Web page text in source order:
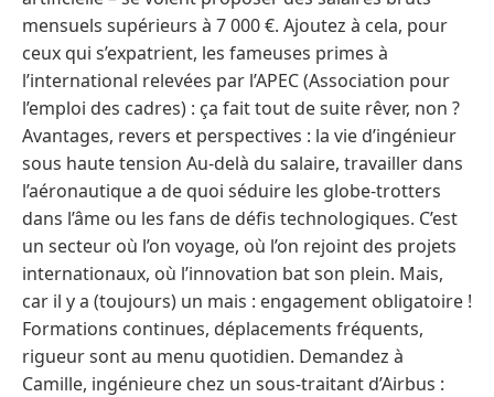
mensuels supérieurs à 7 000 €. Ajoutez à cela, pour
ceux qui s’expatrient, les fameuses primes à
l’international relevées par l’APEC (Association pour
l’emploi des cadres) : ça fait tout de suite rêver, non ?
Avantages, revers et perspectives : la vie d’ingénieur
sous haute tension Au-delà du salaire, travailler dans
l’aéronautique a de quoi séduire les globe-trotters
dans l’âme ou les fans de défis technologiques. C’est
un secteur où l’on voyage, où l’on rejoint des projets
internationaux, où l’innovation bat son plein. Mais,
car il y a (toujours) un mais : engagement obligatoire !
Formations continues, déplacements fréquents,
rigueur sont au menu quotidien. Demandez à
Camille, ingénieure chez un sous-traitant d’Airbus :